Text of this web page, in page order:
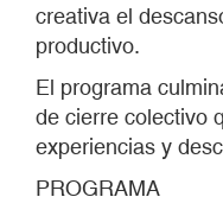
creativa el
productivo.
El programa
de cierre colectivo
experiencias y
PROGRAMA